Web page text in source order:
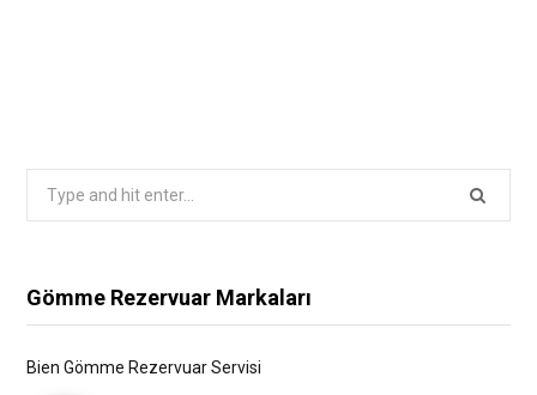
Gömme Rezervuar Markaları
Bien Gömme Rezervuar Servisi